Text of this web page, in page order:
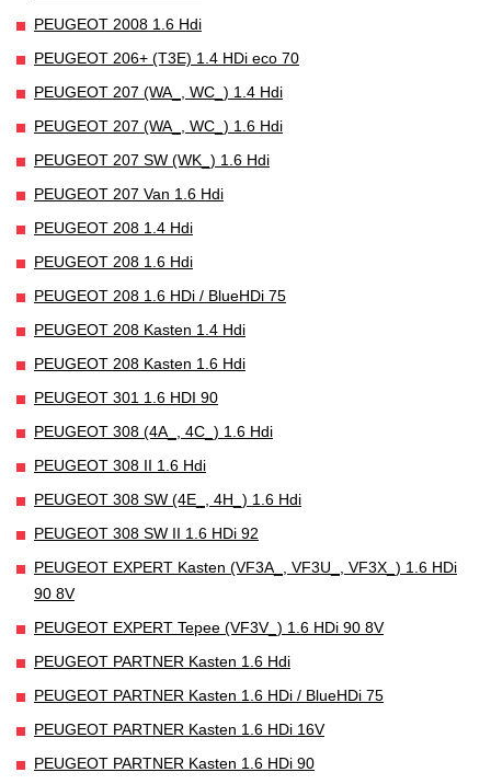
PEUGEOT 2008 1.6 Hdi
PEUGEOT 206+ (T3E) 1.4 HDi eco 70
PEUGEOT 207 (WA_, WC_) 1.4 Hdi
PEUGEOT 207 (WA_, WC_) 1.6 Hdi
PEUGEOT 207 SW (WK_) 1.6 Hdi
PEUGEOT 207 Van 1.6 Hdi
PEUGEOT 208 1.4 Hdi
PEUGEOT 208 1.6 Hdi
PEUGEOT 208 1.6 HDi / BlueHDi 75
PEUGEOT 208 Kasten 1.4 Hdi
PEUGEOT 208 Kasten 1.6 Hdi
PEUGEOT 301 1.6 HDI 90
PEUGEOT 308 (4A_, 4C_) 1.6 Hdi
PEUGEOT 308 II 1.6 Hdi
PEUGEOT 308 SW (4E_, 4H_) 1.6 Hdi
PEUGEOT 308 SW II 1.6 HDi 92
PEUGEOT EXPERT Kasten (VF3A_, VF3U_, VF3X_) 1.6 HDi
90 8V
PEUGEOT EXPERT Tepee (VF3V_) 1.6 HDi 90 8V
PEUGEOT PARTNER Kasten 1.6 Hdi
PEUGEOT PARTNER Kasten 1.6 HDi / BlueHDi 75
PEUGEOT PARTNER Kasten 1.6 HDi 16V
PEUGEOT PARTNER Kasten 1.6 HDi 90